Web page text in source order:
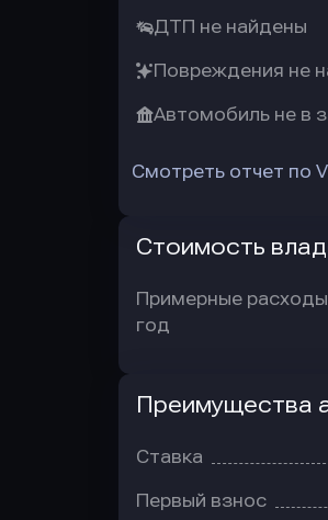
ДТП не найдены
Повреждения не
Автомобиль не в
Смотреть отчет по
Стоимость
Примерные
год
Преимущества
Ставка
Первый взнос